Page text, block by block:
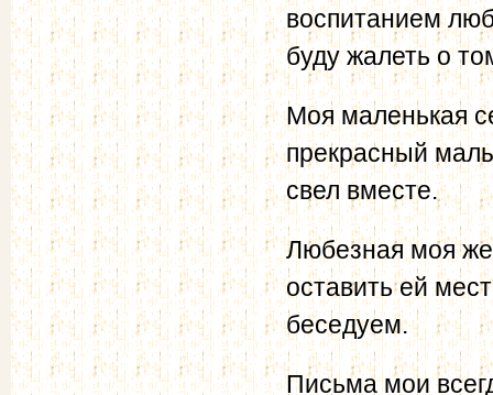
воспитанием
буду жалеть о
Моя маленькая
прекрасный
свел вместе.
Любезная моя
оставить ей
беседуем.
Письма мои